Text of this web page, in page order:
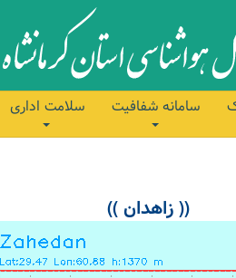
سامانه شفافیت سلامت اداری
(( زاهدان ))